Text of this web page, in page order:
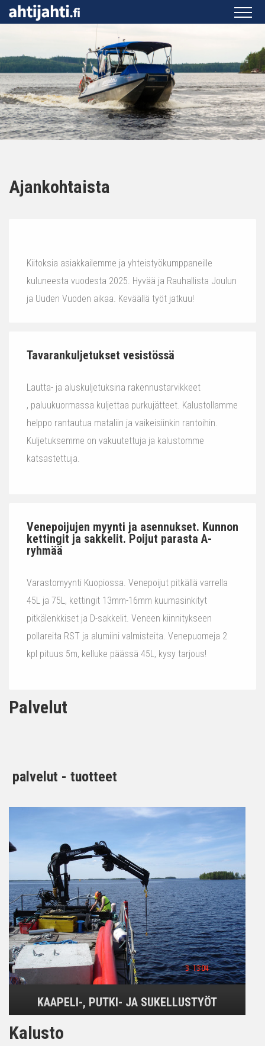
Ajankohtaista
Kiitoksia asiakkailemme ja yhteistyökumppaneille
kuluneesta vuodesta 2025. Hyvää ja Rauhallista Joulun
ja Uuden Vuoden aikaa. Keväällä työt jatkuu!
Tavarankuljetukset vesistössä
Lautta- ja aluskuljetuksina rakennustarvikkeet
, paluukuormassa kuljettaa purkujätteet. Kalustollamme
helppo rantautua mataliin ja vaikeisiinkin rantoihin.
Kuljetuksemme on vakuutettuja ja kalustomme
katsastettuja.
Venepoijujen myynti ja asennukset. Kunnon
kettingit ja sakkelit. Poijut parasta A-
ryhmää
Varastomyynti Kuopiossa. Venepoijut pitkällä varrella
45L ja 75L, kettingit 13mm-16mm kuumasinkityt
pitkälenkkiset ja D-sakkelit. Veneen kiinnitykseen
pollareita RST ja alumiini valmisteita. Venepuomeja 2
kpl pituus 5m, kelluke päässä 45L, kysy tarjous!
Palvelut
palvelut - tuotteet
KAAPELI-, PUTKI- JA SUKELLUSTYÖT
Kalusto